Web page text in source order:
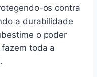
os contra
a durabilidade
o poder
toda a